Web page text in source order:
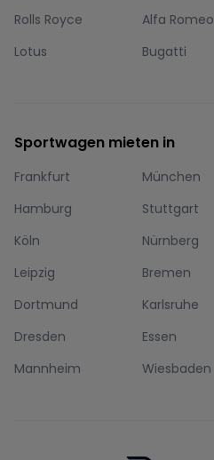
Rolls Royce
Alfa Romeo
Lotus
Bugatti
Sportwagen mieten in
Frankfurt München
Hamburg
Stuttgart
Köln
Nürnberg
Leipzig
Bremen
Dortmund
Karlsruhe
Dresden
Essen
Mannheim
Wiesbaden